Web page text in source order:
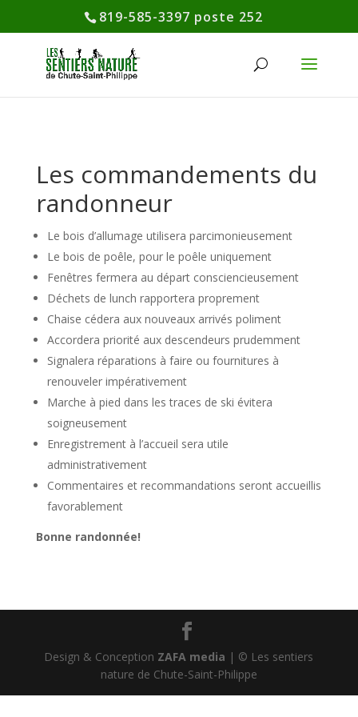
819-585-3397 poste 252
Les commandements du
randonneur
Le bois d’allumage utilisera parcimonieusement
Le bois de poêle, pour le poêle uniquement
Fenêtres fermera au départ consciencieusement
Déchets de lunch rapportera proprement
Chaise cédera aux nouveaux arrivés poliment
Accordera priorité aux descendeurs prudemment
Signalera réparations à faire ou fournitures à
renouveler impérativement
Marche à pied dans les traces de ski évitera
soigneusement
Enregistrement à l’accueil sera utile
administrativement
Commentaires et recommandations seront accueillis
favorablement
Bonne randonnée!
Design & Conception ZAFA media | © Les sentiers
nature de Chute-Saint-Philippe